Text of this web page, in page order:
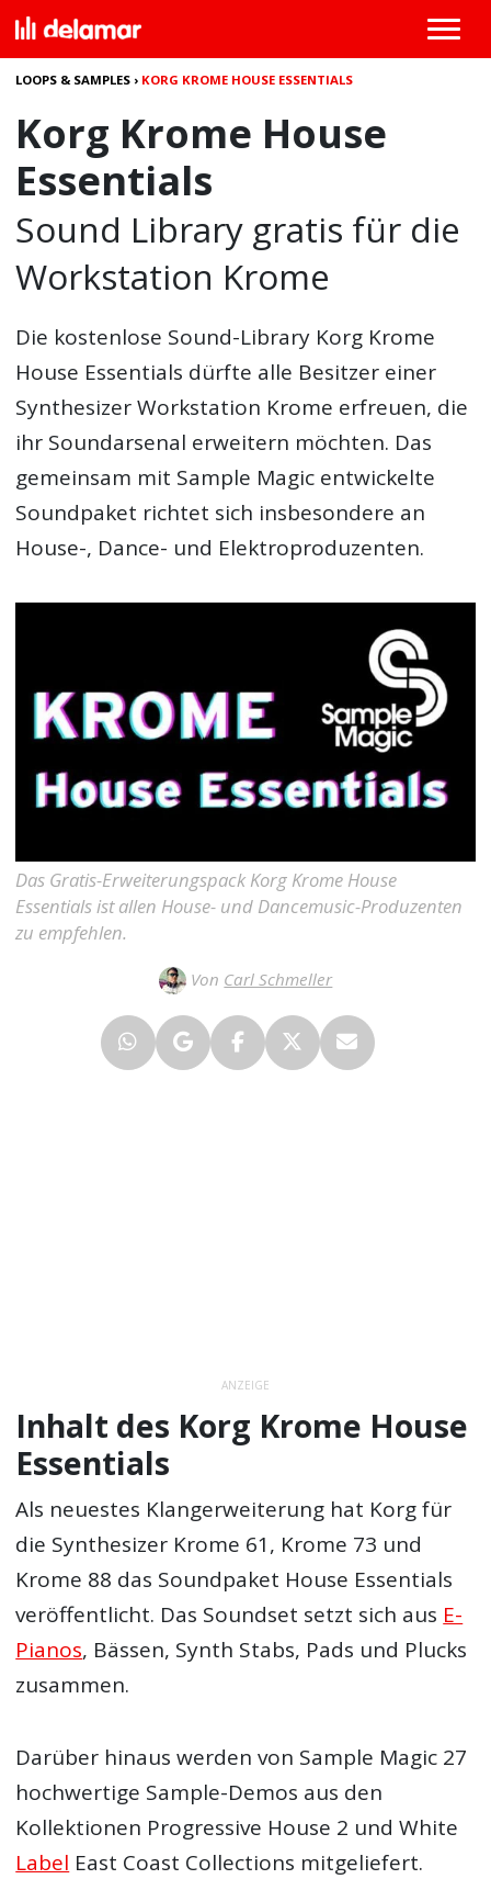
LOOPS & SAMPLES › KORG KROME HOUSE ESSENTIALS
Korg Krome House
Essentials
Sound Library gratis für die
Workstation Krome
Die kostenlose Sound-Library Korg Krome
House Essentials dürfte alle Besitzer einer
Synthesizer Workstation Krome erfreuen, die
ihr Soundarsenal erweitern möchten. Das
gemeinsam mit Sample Magic entwickelte
Soundpaket richtet sich insbesondere an
House-, Dance- und Elektroproduzenten.
Das Gratis-Erweiterungspack Korg Krome House
Essentials ist allen House- und Dancemusic-Produzenten
zu empfehlen.
Von Carl Schmeller
ANZEIGE
Inhalt des Korg Krome House
Essentials
Als neuestes Klangerweiterung hat Korg für
die Synthesizer Krome 61, Krome 73 und
Krome 88 das Soundpaket House Essentials
veröffentlicht. Das Soundset setzt sich aus E-
Pianos, Bässen, Synth Stabs, Pads und Plucks
zusammen.
Darüber hinaus werden von Sample Magic 27
hochwertige Sample-Demos aus den
Kollektionen Progressive House 2 und White
Label East Coast Collections mitgeliefert.